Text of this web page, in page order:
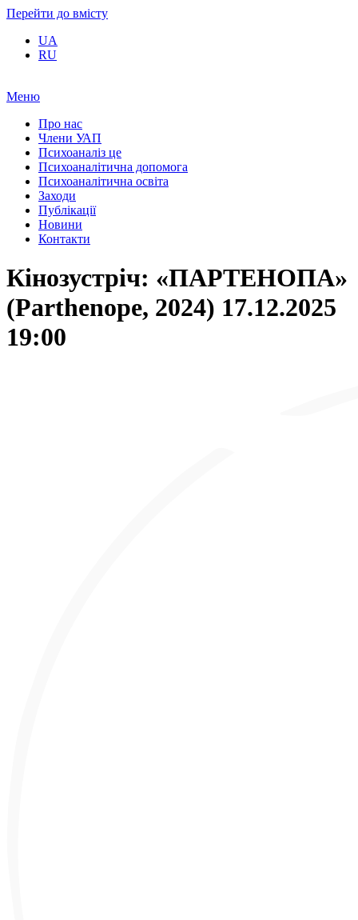
Перейти до вмісту
UA
RU
Меню
Про нас
Члени УАП
Психоаналіз це
Психоаналітична допомога
Психоаналітична освіта
Заходи
Публікації
Новини
Контакти
Кінозустріч: «ПАРТЕНОПА»
(Parthenope, 2024) 17.12.2025
19:00